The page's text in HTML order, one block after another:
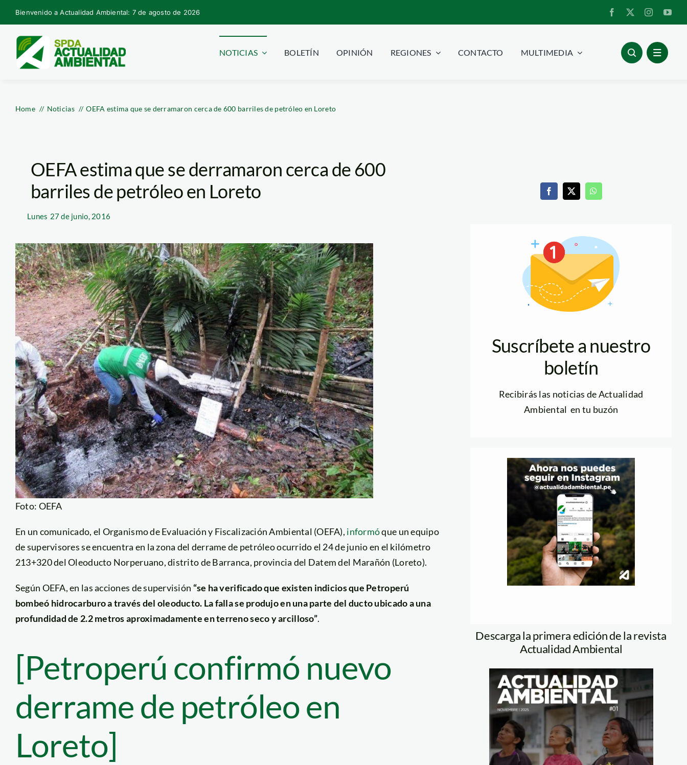
Skip
to
content
Bienvenido a Actualidad Ambiental: 7 de agosto de 2026
NOTICIAS BOLETÍN OPINIÓN REGIONES CONTACTO MULTIMEDIA
Home Noticias OEFA estima que se derramaron cerca de 600 barriles de petróleo en Loreto
OEFA estima que se derramaron cerca de 600
barriles de petróleo en Loreto
Lunes 27 de junio, 2016
Foto: OEFA
En un comunicado, el Organismo de Evaluación y Fiscalización Ambiental (OEFA), informóque un equipo
de supervisores se encuentra en la zona del derrame de petróleo ocurrido el 24 de junio en el kilómetro
213+320 del Oleoducto Norperuano, distrito de Barranca, provincia del Datem del Marañón (Loreto).
Según OEFA, en las acciones de supervisión “se ha verificado que existen indicios que Petroperú
bombeó hidrocarburo a través del oleoducto. La falla se produjo en una parte del ducto ubicado a una
profundidad de 2.2 metros aproximadamente en terreno seco y arcilloso”.
[Petroperú confirmó nuevo
derrame de petróleo en
Loreto]
Suscríbete a nuestro
boletín
Recibirás las noticias de Actualidad
Ambiental en tu buzón
Descarga la primera edición de la revista
Actualidad Ambiental